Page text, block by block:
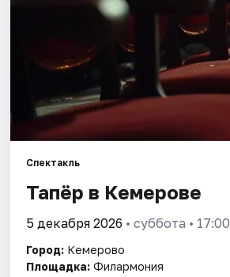
Спектакль
Тапёр в Кемерове
5 декабря 2026 • суббота • 17:00
Город: Кемерово
Площадка: Филармония